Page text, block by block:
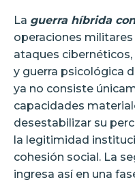
La guerra híbrida
operaciones
ataques
y guerra psicológica
ya no consiste
capacidades
desestabilizar su
la legitimidad
cohesión social. La
ingresa así en una